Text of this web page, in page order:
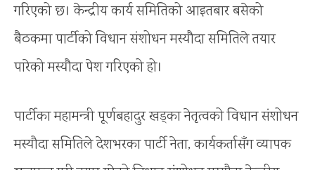
गरिएको छ। केन्द्रीय कार्य समितिको आइतबार बसेको
बैठकमा पार्टीको विधान संशोधन मस्यौदा समितिले तयार
पारेको मस्यौदा पेश गरिएको हो।
पार्टीका महामन्त्री पूर्णबहादुर खड्का नेतृत्वको विधान संशोधन
मस्यौदा समितिले देशभरका पार्टी नेता, कार्यकर्तासँग व्यापक